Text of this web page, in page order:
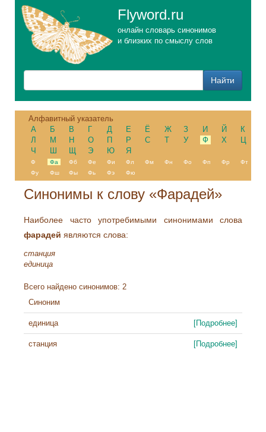
Flyword.ru
онлайн словарь синонимов
и близких по смыслу слов
Алфавитный указатель
А
Б В Г Д Е Ё Ж З И Й
К
Л
М Н О П Р С Т У Ф Х
Ц
Ч
Ш Щ Э Ю Я
Ф Фа Фб Фе Фи Фл Фм Фн Фо Фп Фр
Фт
Фу
Фш Фы Фь Фэ Фю
Синонимы к слову «Фарадей»
Наиболее часто употребимыми синонимами слова
фарадей являются слова:
станция
единица
Всего найдено синонимов: 2
Синоним
единица [Подробнее]
станция [Подробнее]